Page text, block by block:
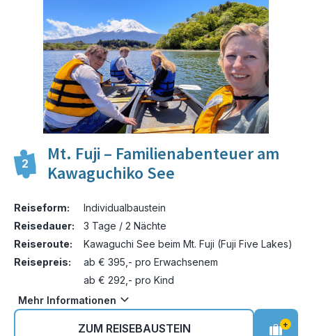
2
Mt. Fuji – Familienabenteuer am
Kawaguchiko See
Reiseform:
Individualbaustein
Reisedauer:
3 Tage / 2 Nächte
Reiseroute:
Kawaguchi See beim Mt. Fuji (Fuji Five Lakes)
Reisepreis:
ab € 395,- pro Erwachsenem
ab € 292,- pro Kind
Mehr Informationen
ZUM REISEBAUSTEIN +